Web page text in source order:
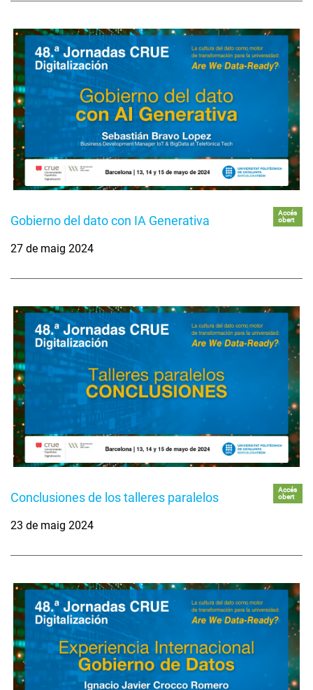
Gobierno del dato con IA Generativa
Accés
obert
27 de maig 2024
Conclusiones de los talleres paralelos
Accés
obert
23 de maig 2024